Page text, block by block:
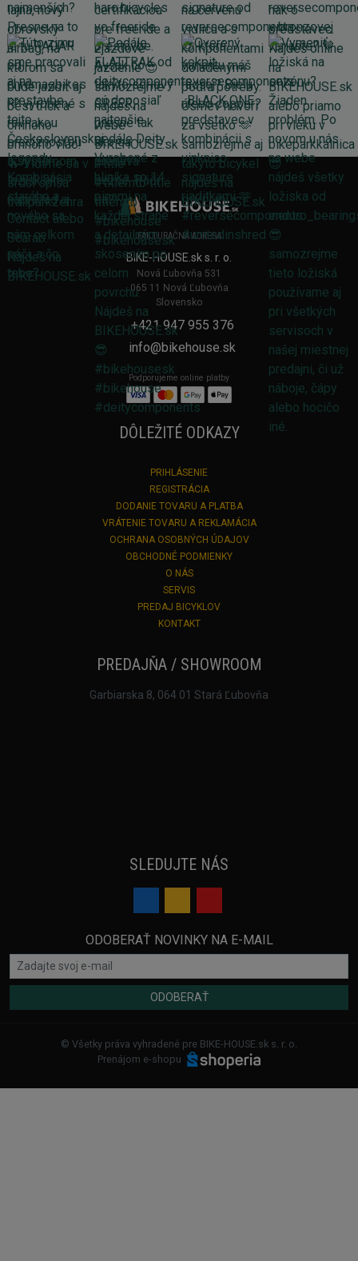
FAKTURAČNÁ ADRESA
BIKE-HOUSE.sk s. r. o.
Nová Ľubovňa 531
065 11 Nová Ľubovňa
Slovensko
+421 947 955 376
info@bikehouse.sk
Podporujeme online platby
DÔLEŽITÉ ODKAZY
PRIHLÁSENIE
REGISTRÁCIA
DODANIE TOVARU A PLATBA
VRÁTENIE TOVARU A REKLAMÁCIA
OCHRANA OSOBNÝCH ÚDAJOV
OBCHODNÉ PODMIENKY
O NÁS
SERVIS
PREDAJ BICYKLOV
KONTAKT
PREDAJŇA / SHOWROOM
Garbiarska 8, 064 01 Stará Ľubovňa
SLEDUJTE NÁS
ODOBERAŤ NOVINKY NA E-MAIL
ODOBERAŤ
© Všetky práva vyhradené pre BIKE-HOUSE.sk s. r. o.
Prenájom e-shopu